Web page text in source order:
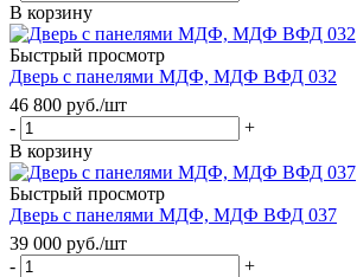
В корзину
Быстрый просмотр
Дверь с панелями МДФ, МДФ ВФД 032
46 800 руб./шт
-
+
В корзину
Быстрый просмотр
Дверь с панелями МДФ, МДФ ВФД 037
39 000 руб./шт
-
+